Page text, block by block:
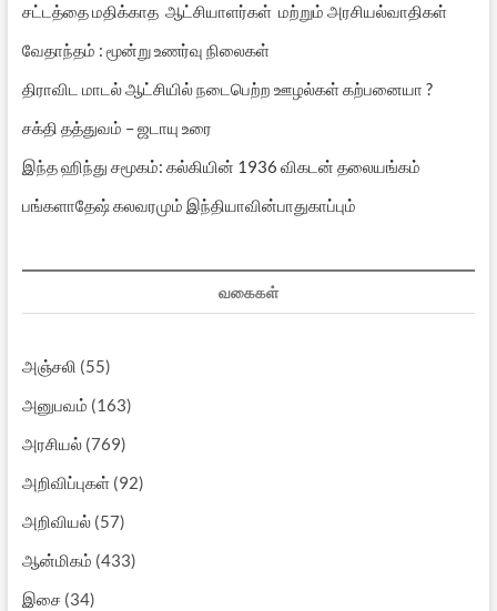
சட்டத்தை மதிக்காத ஆட்சியாளர்கள் மற்றும் அரசியல்வாதிகள்
வேதாந்தம் : மூன்று உணர்வு நிலைகள்
திராவிட மாடல் ஆட்சியில் நடைபெற்ற ஊழல்கள் கற்பனையா ?
சக்தி தத்துவம் – ஜடாயு உரை
இந்த ஹிந்து சமூகம்: கல்கியின் 1936 விகடன் தலையங்கம்
பங்களாதேஷ் கலவரமும் இந்தியாவின்பாதுகாப்பும்
வகைகள்
அஞ்சலி (55)
அனுபவம் (163)
அரசியல்(769)
அறிவிப்புகள்(92)
அறிவியல்(57)
ஆன்மிகம் (433)
இசை(34)